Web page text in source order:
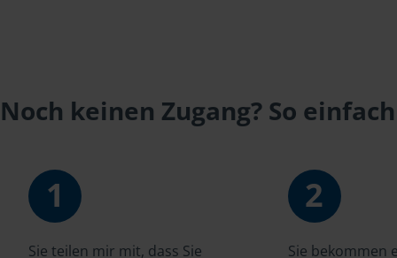
Noch keinen Zugang? So
1
Sie teilen mir mit, dass Sie
2
Sie bekommen